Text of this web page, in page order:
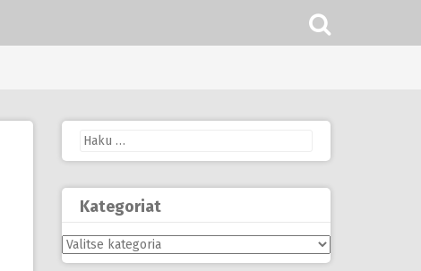
Haku:
Kategoriat
Kategoriat